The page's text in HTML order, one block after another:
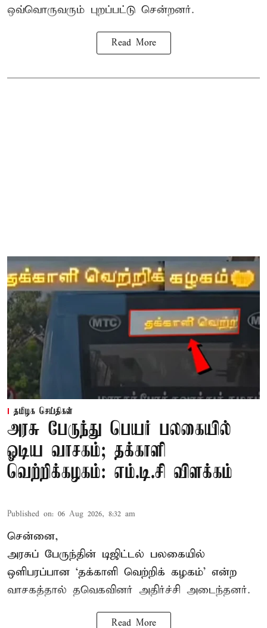
ஒவ்வொருவரும் புறப்பட்டு சென்றனர்.
Read More
தமிழக செய்திகள்
அரசு பேருந்து பெயர் பலகையில்
ஓடிய வாசகம்; தக்காளி
வெற்றிக்கழகம்: எம்.டி.சி விளக்கம்
Published on: 06 Aug 2026, 8:32 am
சென்னை,
அரசுப் பேருந்தின் டிஜிட்டல் பலகையில்
ஒளிபரப்பான ‘தக்காளி வெற்றிக் கழகம்’ என்ற
வாசகத்தால் தவெகவினர் அதிர்ச்சி அடைந்தனர்.
Read More